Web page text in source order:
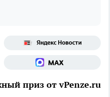
приз от vPenze.ru